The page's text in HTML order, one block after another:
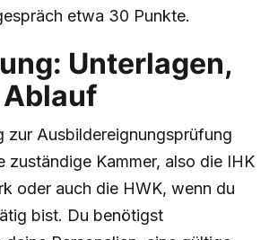
etwa 30 Punkte.
Unterlagen,
zur Ausbildereignungsprüfung
zuständige Kammer, also die IHK
oder auch die HWK, wenn du
bist. Du benötigst